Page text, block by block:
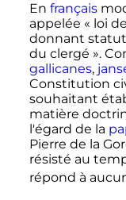
En français
appelée « loi
donnant
du clergé ».
gallicanes,
Constitution
souhaitant
matière
l'égard de la
Pierre de la
résisté au
répond à